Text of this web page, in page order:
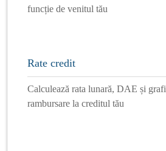
funcție de venitul tău
Rate credit
Calculează rata lunară, DAE și
rambursare la creditul tău